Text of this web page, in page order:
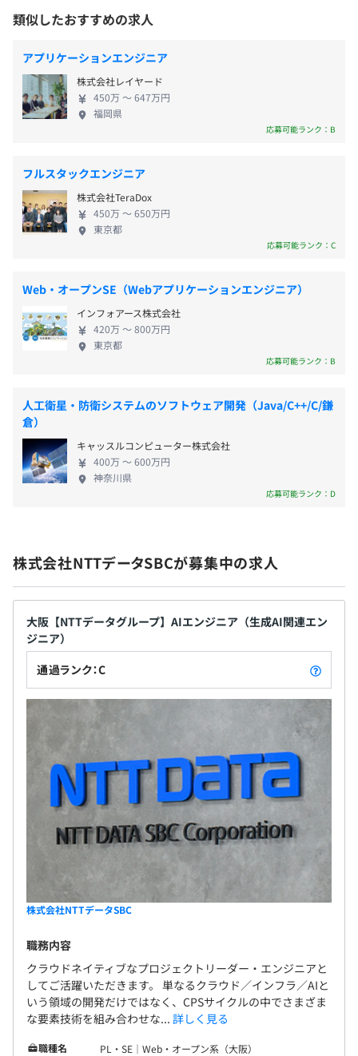
ナル化を実現。
データ分析をおこない、データの可視化・予測モデルの構
築、住民サービスを構築することで、よりよい都市環境の
実現に向けた取り組みを進めています。
開発したサービスを中心として、他分野の事業者・サービ
スとも連携し、より便利なシステムを構築していくこと
す。
■スマートファクトリ
機械のエラーや故障を検知できないことにより、ラインの
停止や業務効率の低下といった問題が発生している工場に
せたソリューションを提供しています。
また、業務環境の利用・混雑状況をリアルタイムで見える
化し、その状況に応じて適切な照明・空調管理をおこな
い、業務環境改善などの社会課題解決にも取り組んでいま
績で得たノウハウにあり、お客様のコスト削減やビジネス
改善に貢献します。
け、サブリーダーとしてのスキルを磨くためのサポートを
新入社員研修を通じて、自らの仕事を推し進める力を養
い、さらにOJTと併せて入社して開発に従事する社員全員
に開発基礎研修を実施しています。これは開発の原理や基
本を学ぶためのプログラムです。
〜キャリアビジョンに向けて、着実に成長できる環境・研
修を用意〜
階層別研修や、専門分野でのプロフェッショナル人材育
成、選抜型幹部育成など、多彩な研修を用意。
あなたの描くキャリアビジョンに向けて、着実に成長でき
る環境を整えています。
■その他
資格取得奨励金制度があります。
わたしたちの人事評価は、仕事の成果としての「成果評
価」と行動を評価する｢行動評価」をもととした「総合評
価」の2つから構成しています。
屋内原則禁煙（屋上・屋外に喫煙可能エリアあり）
Osaka Metro中央線／堺筋線「堺筋本町駅」徒歩4分
例）3月1日入社の場合に最大20日付与
■ダブル休暇
■メモリアル休暇：年間1日
■産前産後休暇
■リフレッシュ休暇：5年毎に5日間付与
■育児休暇
など
■通勤手当：会社規定に基づき支給／出社回数に応じて公
共交通機関のみ実費支給
年1回
保険）
・TJK直営保養所の「アルペンドルフ白樺」「箱根の森
（温泉）」「TJKリゾート金谷城」が利用可能。
・その他、20カ所以上のTJK契約保養所、夏季・冬季保養
所も利用可能。
3カ月（条件などの変更はありません）
■モバイルアプリ（ドライバ、プロトコル層からア
プリケーション層まで幅広く対応） ■5G基地局関連
（ローカル、パブリック） ■オートモーティブ領域
（In-Car、Out-Car、コネクティッド） ■Edge
IoT（センサー制御からAI分析→機器制御まで）を生
かした幅広いDXへの取り組み ■XR（（VR／AR／MR
などリアルとバーチャルの融合技術を用いたデバイ
で）、メタバース 等々を得意分野と据えて、NTTデ
ータグループの中でも小さくても尖った技術力とス
ピード感、フットワークを持ってDXでお客様ととも
にサステイナブルな社会を実現していきます。 【人
材育成】 当社では、技術力+提案力・創造性を備えた
ンテンツはもちろん、NTTデータグループで培われ
たコンテンツもフル活用して人材育成に取り組んで
います。 ■自己成長力重視のカリキュラム 基礎・専
門スキルに加え、自己成長力を養うことを重視。技
術、ビジネス、ヒューマンスキル、マネジメントス
ンドに合わせたプログラムの提供 育成プログラムや
キャリア支援体制を常に見直し、個別キャリアプラ
ンと会社の方向性に沿ったサポートを実現。従業員
の成長を促進するための仕組みを整えています。
【働く環境】 ■年間休日130日（2023年実績）で残
推進。育児や介護がある方にはフレックス制度を適
用しているなど、時間を有効に使うことができ、プラ
イベートと両立した柔軟な働き方が可能です。 ■完
全週休2日制に加え、リフレッシュ休暇やメモリアル
休暇、産前産後休暇、育児・介護休暇も取得しやす
い環境を整えており、祝日が土曜日と重なる場合に
ッセージ】 ITで世の中をより便利に、そして豊かな
社会実現に貢献したいと強い思いのお持ちの方は、
皆さまの経験・スキルと当社の技術力とスピード
感、フットワークを掛け合わせて一緒に顧客事業・
業界の構造変革を先導し、社会に感動と変革をもた
らすような仕事ができればと思います。ぜひ、ご応募
お待ちしています。
類似したおすすめの求人
アプリケーションエンジニア
株式会社レイヤード
450万 〜 647万円
福岡県
応募可能ランク：B
フルスタックエンジニア
株式会社TeraDox
450万 〜 650万円
東京都
応募可能ランク：C
Web・オープンSE（Webアプリケーションエンジニア）
インフォアース株式会社
420万 〜 800万円
東京都
応募可能ランク：B
人工衛星・防衛システムのソフトウェア開発（Java/C++/C/鎌
倉）
キャッスルコンピューター株式会社
400万 〜 600万円
神奈川県
応募可能ランク：D
株式会社NTTデータSBCが募集中の求人
大阪【NTTデータグループ】AIエンジニア（生成AI関連エン
ジニア）
通過ランク：C
株式会社NTTデータSBC
職務内容
クラウドネイティブなプロジェクトリーダー・エンジニアと
してご活躍いただきます。 単なるクラウド／インフラ／AIと
いう領域の開発だけではなく、CPSサイクルの中でさまざま
な要素技術を組み合わせな... 詳しく見る
職種名
PL・SE｜Web・オープン系（大阪）